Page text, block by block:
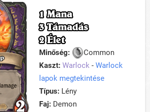
1 Mana
3 Támadás
2 Élet
Minőség:
Common
Kaszt: Warlock - Warlock
lapok megtekintése
Típus: Lény
Faj: Demon